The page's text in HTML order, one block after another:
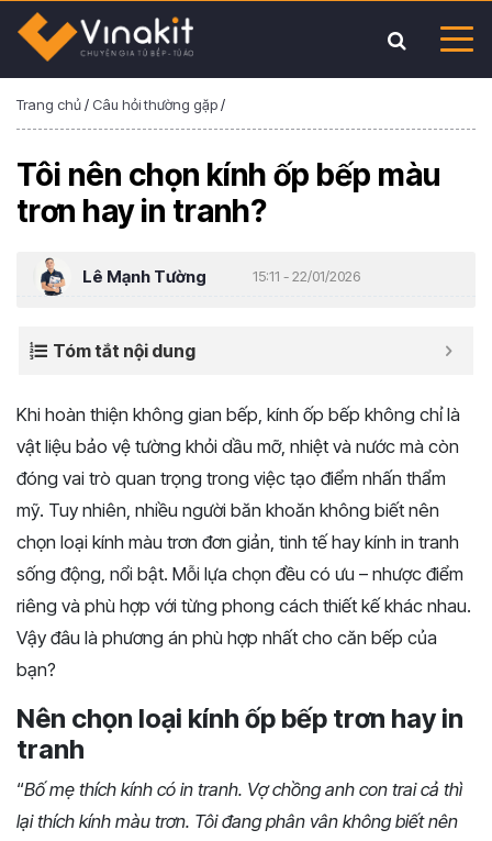
Trang chủ/ Câu hỏi thường gặp/
Tôi nên chọn kính ốp bếp màu
trơn hay in tranh?
Lê Mạnh Tường 15:11 - 22/01/2026
Tóm tắt nội dung
Khi hoàn thiện không gian bếp, kính ốp bếp không chỉlà
vật liệu bảo vệ tường khỏi dầu mỡ, nhiệt và nước mà còn
đóng vai trò quan trọng trong việc tạo điểm nhấn thẩm
mỹ. Tuy nhiên, nhiều người băn khoăn không biết nên
chọn loại kính màu trơn đơn giản, tinh tế hay kính in tranh
sống động, nổi bật. Mỗi lựa chọn đều có ưu – nhược điểm
riêng và phù hợp với từng phong cách thiết kế khác nhau.
Vậy đâu là phương án phù hợp nhất cho căn bếp của
bạn?
Nên chọn loại kính ốp bếp trơn hay in
tranh
“Bố mẹ thích kính có in tranh. Vợ chồng anh con trai cả thì
lại thích kính màu trơn. Tôi đang phân vân không biết nên